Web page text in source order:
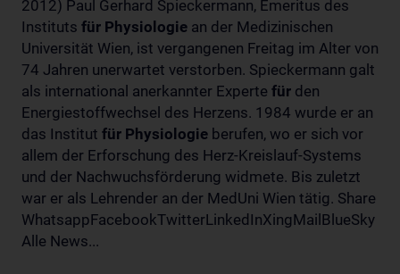
2012) Paul Gerhard Spieckermann, Emeritus des
Instituts für Physiologie an der Medizinischen
Universität Wien, ist vergangenen Freitag im Alter von
74 Jahren unerwartet verstorben. Spieckermann galt
als international anerkannter Experte für den
Energiestoffwechsel des Herzens. 1984 wurde er an
das Institut für Physiologie berufen, wo er sich vor
allem der Erforschung des Herz-Kreislauf-Systems
und der Nachwuchsförderung widmete. Bis zuletzt
war er als Lehrender an der MedUni Wien tätig. Share
WhatsappFacebookTwitterLinkedInXingMailBlueSky
Alle News...